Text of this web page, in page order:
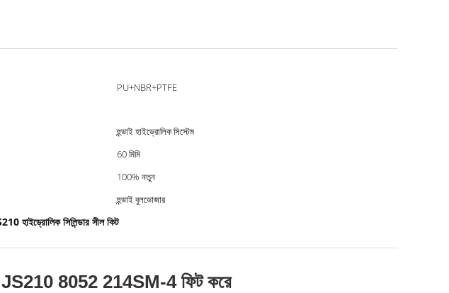
PU+NBR+PTFE
হুন্ডাই হাইড্রোলিক সিস্টেম
60 মিমি
100% নতুন
হুন্ডাই বুলডোজার
হাইড্রোলিক সিলিন্ডার সীল কিট
JS210 8052 214SM-4 ফিট করে